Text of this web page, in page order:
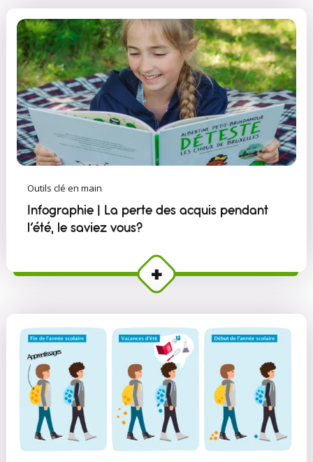
Outils clé en main
Infographie | La perte des acquis pendant
l’été, le saviez vous?